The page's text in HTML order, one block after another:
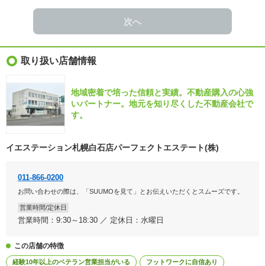
次へ
取り扱い店舗情報
地域密着で培った信頼と実績。不動産購入の心強
いパートナー。地元を知り尽くした不動産会社で
す。
イエステーション札幌白石店パーフェクトエステート(株)
011-866-0200
お問い合わせの際は、「SUUMOを見て」とお伝えいただくとスムーズです。
営業時間/定休日
営業時間：9:30～18:30 ／ 定休日：水曜日
この店舗の特徴
経験10年以上のベテラン営業担当がいる フットワークに自信あり